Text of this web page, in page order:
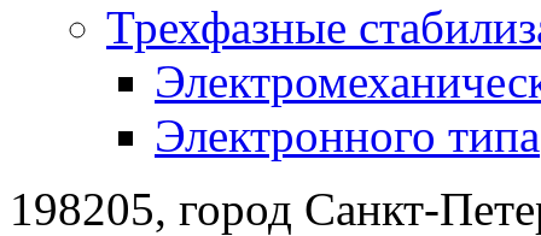
Трехфазные
Электронного типа
198205, город Санкт-